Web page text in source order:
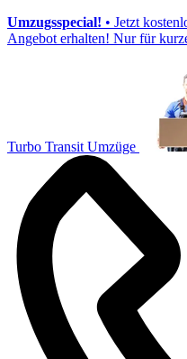
Umzugsspecial! • Jetzt
Angebot erhalten! Nur für
Turbo Transit Umzüge